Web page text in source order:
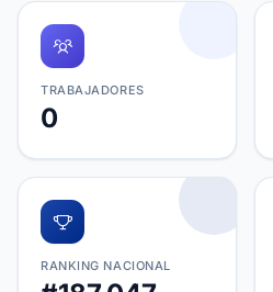
TRABAJADORES
0
RANKING NACIONAL